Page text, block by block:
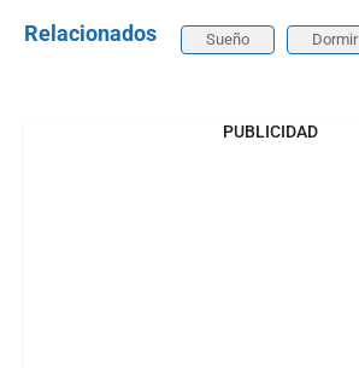
Relacionados Sueño Dormir
PUBLICIDAD